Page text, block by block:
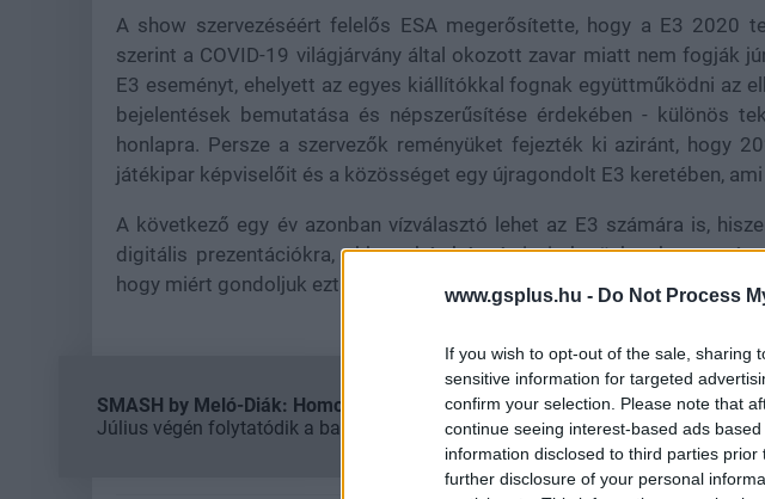
www.gsplus.hu - Do Not Process
If you wish to opt-out of the sale, sharing
sensitive information for targeted
confirm your selection. Please note that
continue seeing interest-based ads
information disclosed to third parties
further disclosure of your personal
A show szervezéséért felelős ESA megerősítette, hogy a E3 2020
szerint a COVID-19 világjárvány által okozott zavar miatt nem fogják
E3 eseményt, ehelyett az egyes kiállítókkal fognak együttműködni az
bejelentések bemutatása és népszerűsítése érdekében - különös
honlapra. Persze a szervezők reményüket fejezték ki aziránt, hogy
játékipar képviselőit és a közösséget egy újragondolt E3 keretében,
A következő egy év azonban vízválasztó lehet az E3 számára is,
digitális prezentációkra, akkor akár búcsút is inthetünk a
hogy miért gondoljuk ezt.
SMASH by Meló-Diák: Homok, zene és a nyár legjobb hangulata – Jön a
Július végén folytatódik a balatoni strandröplabda-sorozat.